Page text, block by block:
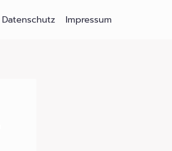
Datenschutz Impressum